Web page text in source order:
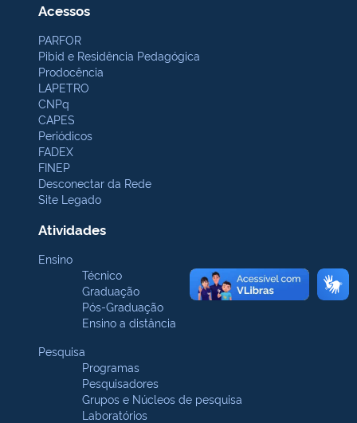
Acessos
PARFOR
Pibid e Residência Pedagógica
Prodocência
LAPETRO
CNPq
CAPES
Periódicos
FADEX
FINEP
Desconectar da Rede
Site Legado
Atividades
Ensino
Técnico
Graduação
Pós-Graduação
Ensino a distância
Pesquisa
Programas
Pesquisadores
Grupos e Núcleos de pesquisa
Laboratórios